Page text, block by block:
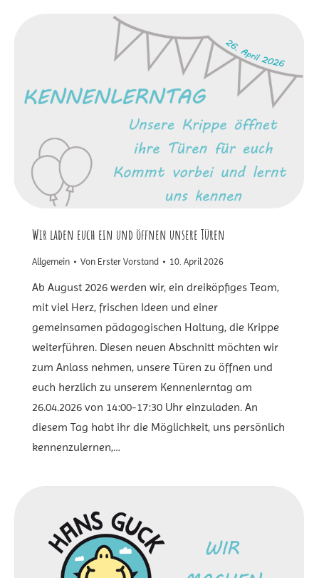
Wir laden euch ein und öffnen unsere Türen
Allgemein Von Erster Vorstand 10. April 2026
Ab August 2026 werden wir, ein dreiköpfiges Team,
mit viel Herz, frischen Ideen und einer
gemeinsamen pädagogischen Haltung, die Krippe
weiterführen. Diesen neuen Abschnitt möchten wir
zum Anlass nehmen, unsere Türen zu öffnen und
euch herzlich zu unserem Kennenlerntag am
26.04.2026 von 14:00-17:30 Uhr einzuladen. An
diesem Tag habt ihr die Möglichkeit, uns persönlich
kennenzulernen,…